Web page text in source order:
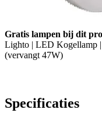
Gratis lampen bij dit
Lighto | LED Kogellamp
(vervangt 47W)
Specificaties